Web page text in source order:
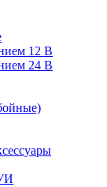
12 В
24 В